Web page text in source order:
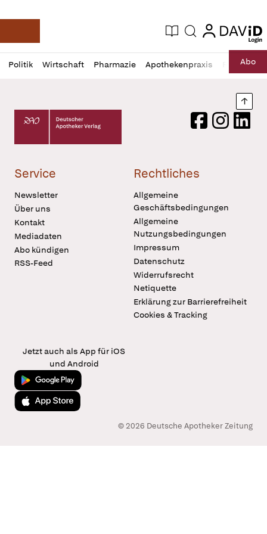
Deutsche Apotheker Zeitung
Aktuelle Ausgabe
Suche login
login
Politik Wirtschaft Pharmazie Apothekenpraxis RechtAbo
Profil
öffnen
Daz
Pur
Deutscher Apotheker Verlag Logo
FacebookInstagram
Service
Newsletter
Über uns
Kontakt
Mediadaten
Abo kündigen
RSS-Feed
Rechtliches
Allgemeine
Geschäftsbedingungen
Allgemeine
Nutzungsbedingungen
Impressum
Datenschutz
Widerrufsrecht
Netiquette
Erklärung zur Barrierefreiheit
Cookies & Tracking
Jetzt auch als App für iOS
und Android
Jetzt bei Google Play
Laden im App Store
© 2026 Deutsche Apotheker Zeitung